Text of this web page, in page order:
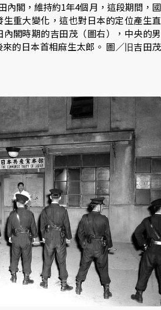
內閣，維持約1年4個月，這段期間，國
重大變化，這也對日本的定位產生直
閣時期的吉田茂（圖右），中央的男
的日本首相麻生太郎。 圖／旧吉田茂